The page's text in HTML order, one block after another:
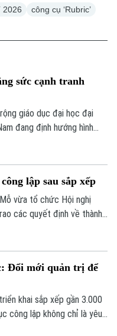
2026
công cụ ‘Rubric’
sức cạnh tranh
giáo dục đại học đại
đang định hướng hình
lập sau sắp xếp
vừa tổ chức Hội nghị
các quyết định về thành
Đổi mới quản trị để
khai sắp xếp gần 3.000
công lập không chỉ là yêu